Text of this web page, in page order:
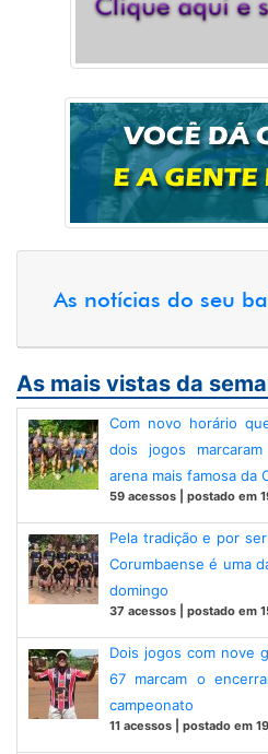
As notícias do seu
As mais vistas da
Com novo horário
dois jogos
arena mais famosa da
59 acessos | postado em
Pela tradição e por
Corumbaense é uma
domingo
37 acessos | postado em
Dois jogos com nove
67 marcam o
campeonato
11 acessos | postado em